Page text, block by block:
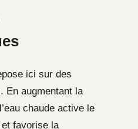
ici sur des
En augmentant la
chaude active le
favorise la